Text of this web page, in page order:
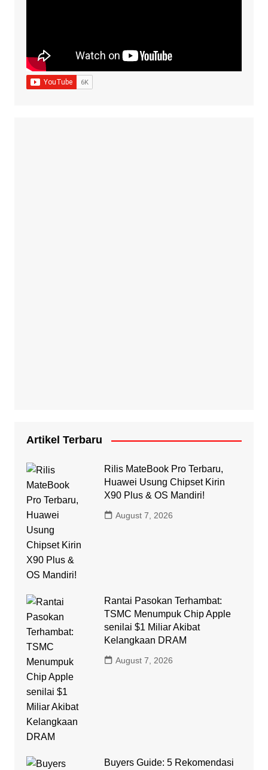
Artikel Terbaru
Rilis MateBook Pro Terbaru,
Huawei Usung Chipset Kirin
X90 Plus & OS Mandiri!
August 7, 2026
Rantai Pasokan Terhambat:
TSMC Menumpuk Chip Apple
senilai $1 Miliar Akibat
Kelangkaan DRAM
August 7, 2026
Buyers Guide: 5 Rekomendasi